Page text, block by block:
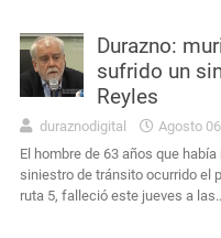
Durazno:
sufrido un
Reyles
duraznodigital Agosto
El hombre de 63 años que
siniestro de tránsito ocurrido el
ruta 5, falleció este jueves a